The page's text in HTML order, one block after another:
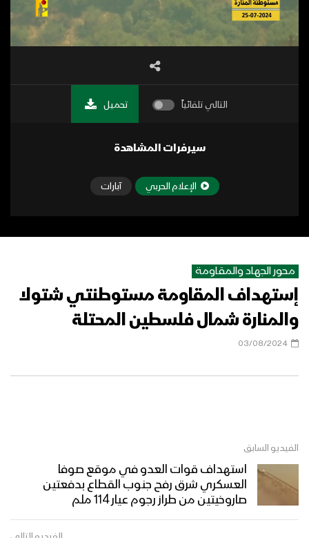
التالي تلقائياً تحميل
سيرفرات المشاهدة
الإعلام الحربي آبارات
محور الجهاد والمقاومة
إستهداف المقاومة مستوطنتي شتولا
والمنارة شمال فلسطين المحتلة
03/08/2024
الفيديو السابق
استهداف قوات العدو في موقع صوفا
العسكري شرق رفح جنوب القطاع بدفعتين
صاروخيتين من طراز رجوم عيار 114 ملم